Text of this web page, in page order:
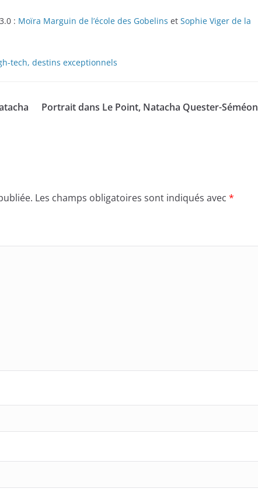
: Moïra Marguin de l’école des Gobelins et Sophie Viger de la
tech, destins exceptionnels
Portrait dans Le Point, Natacha Quester-Séméon
Les champs obligatoires sont indiqués avec *